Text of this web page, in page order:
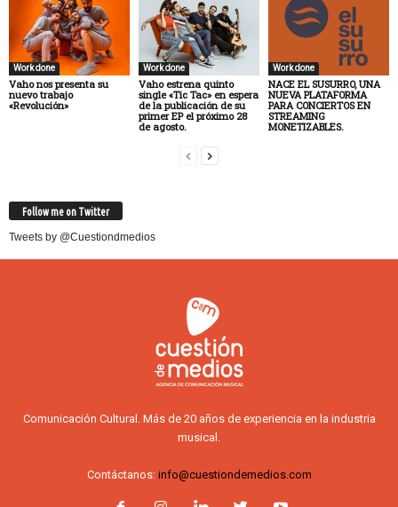
Work done
Vaho nos presenta su
nuevo trabajo
«Revolución»
Work done
Vaho estrena quinto
single «Tic Tac» en espera
de la publicación de su
primer EP el próximo 28
de agosto.
Work done
NACE EL SUSURRO, UNA
NUEVA PLATAFORMA
PARA CONCIERTOS EN
STREAMING
MONETIZABLES.
Follow me on Twitter
Tweets by @Cuestiondmedios
Comunicación Cultural. Más de 20 años de experiencia en la industria
musical.
Contáctanos: info@cuestiondemedios.com